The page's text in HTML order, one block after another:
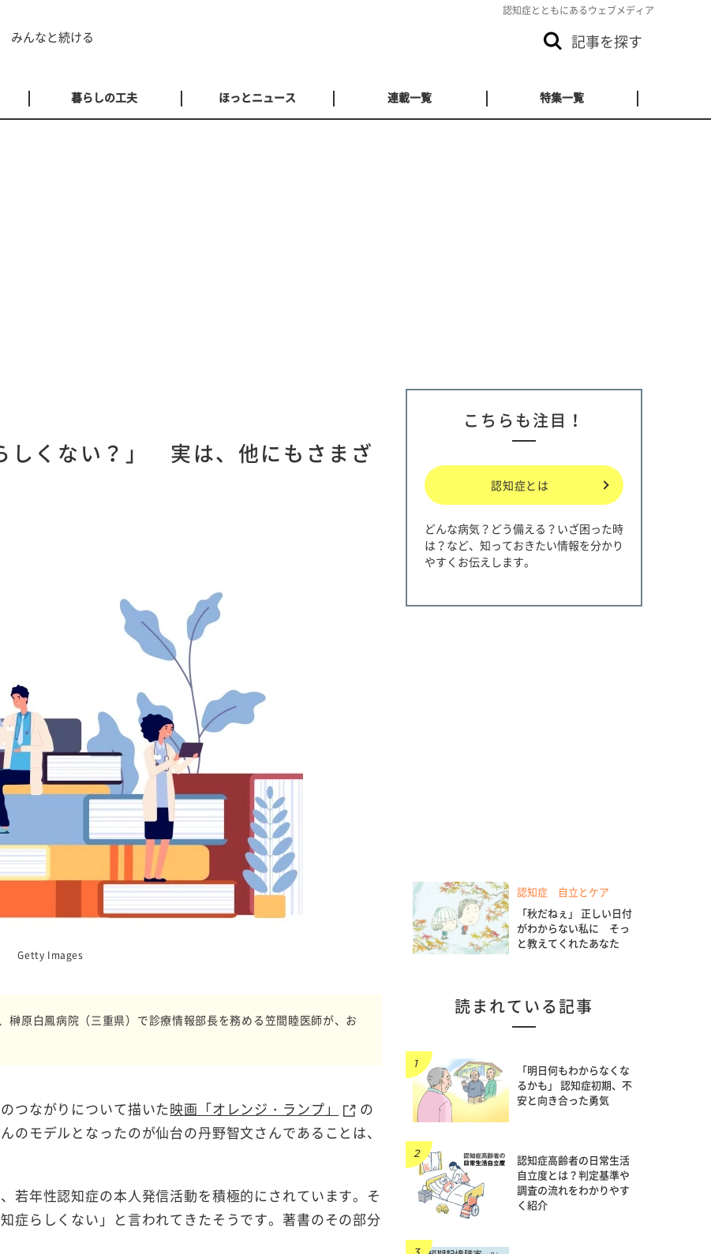
認知症とともにあるウェブメディア
みんなと続ける 記事を探す
暮らしの工夫 ほっとニュース 連載一覧 特集一覧
しくない？」 実は、他にもさまざ
Getty Images
原白鳳病院（三重県）で診療情報部長を務める笠間睦医師が、お
つながりについて描いた映画「オレンジ・ランプ」
の
のモデルとなったのが仙台の丹野智文さんであることは、
若年性認知症の本人発信活動を積極的にされています。そ
症らしくない」と言われてきたそうです。著書のその部分
こちらも注目！
認知症とは
どんな病気？どう備える？いざ困った時
は？など、知っておきたい情報を分かり
やすくお伝えします。
認知症 自立とケア
「秋だねぇ」 正しい日付
がわからない私に そっ
と教えてくれたあなた
読まれている記事
「明日何もわからなくな
るかも」 認知症初期、不
安と向き合った勇気
認知症高齢者の日常生活
自立度とは？判定基準や
調査の流れをわかりやす
く紹介